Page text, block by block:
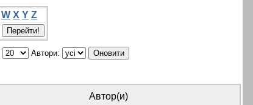
W X Y Z
Автори:
Автор(и)